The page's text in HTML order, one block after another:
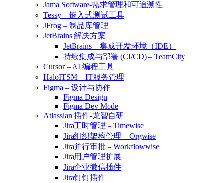
Jama Software-需求管理和可追溯性
Tessy – 嵌入式测试工具
JFrog – 制品库管理
JetBrains 解决方案
JetBrains – 集成开发环境（IDE）
持续集成与部署 (CI/CD) – TeamCity
Cursor – AI 编程工具
HaloITSM – IT服务管理
Figma – 设计与协作
Figma Design
Figma Dev Mode
Atlassian 插件-龙智自研
Jira工时管理 – Timewise
Jira组织架构管理 – Orgwise
Jira并行审批 – Workflowwise
Jira用户管理扩展
Jira企业微信插件
Jira钉钉插件